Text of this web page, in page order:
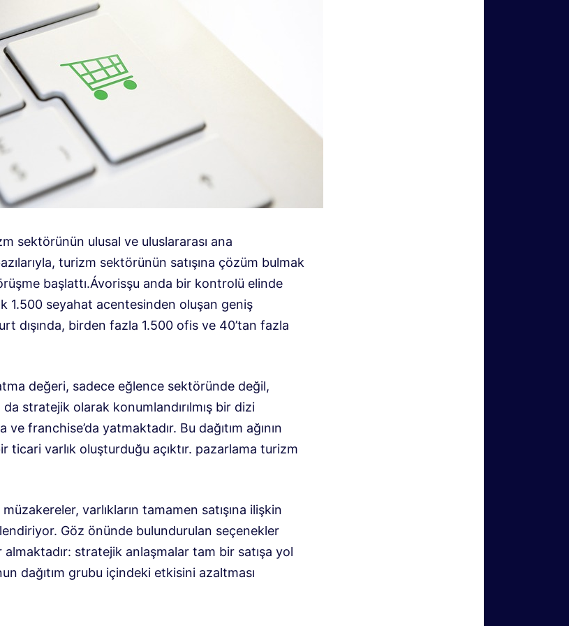
sektörünün ulusal ve uluslararası ana
turizm sektörünün satışına çözüm bulmak
başlattı.Ávorisşu anda bir kontrolü elinde
1.500 seyahat acentesinden oluşan geniş
dışında, birden fazla 1.500 ofis ve 40’tan fazla
değeri, sadece eğlence sektöründe değil,
da stratejik olarak konumlandırılmış bir dizi
ve franchise’da yatmaktadır. Bu dağıtım ağının
ticari varlık oluşturduğu açıktır. pazarlama turizm
varlıkların tamamen satışına ilişkin
Göz önünde bulundurulan seçenekler
almaktadır: stratejik anlaşmalar tam bir satışa yol
dağıtım grubu içindeki etkisini azaltması